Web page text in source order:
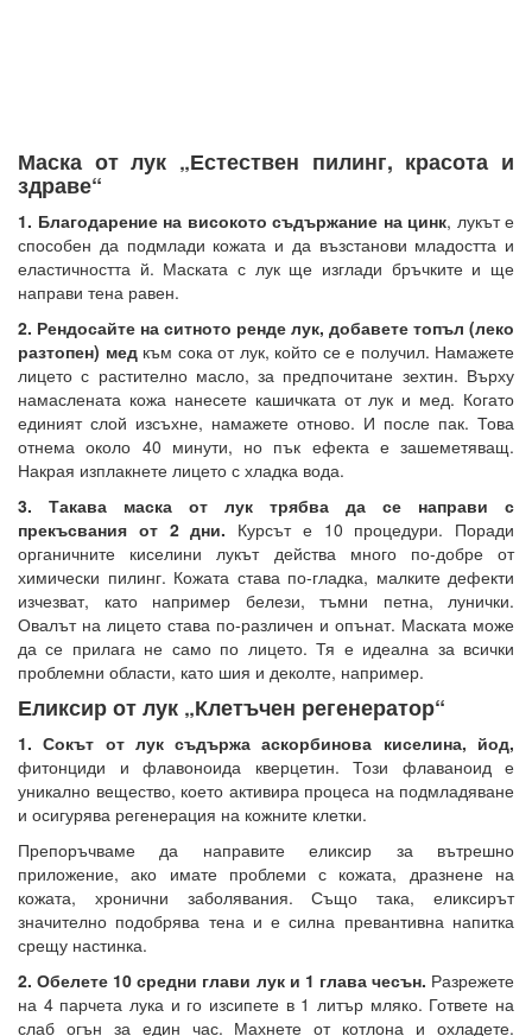
Маска от лук „Естествен пилинг, красота и
здраве“
1. Благодарение на високото съдържание на цинк, лукът е
способен да подмлади кожата и да възстанови младостта и
еластичността й. Маската с лук ще изглади бръчките и ще
направи тена равен.
2. Рендосайте на ситното ренде лук, добавете топъл (леко
разтопен) медкъм сока от лук, който се е получил. Намажете
лицето с растително масло, за предпочитане зехтин. Върху
намаслената кожа нанесете кашичката от лук и мед. Когато
единият слой изсъхне, намажете отново. И после пак. Това
отнема около 40 минути, но пък ефекта е зашеметяващ.
Накрая изплакнете лицето с хладка вода.
3. Такава маска от лук трябва да се направи с
прекъсвания от 2 дни. Курсът е 10 процедури. Поради
органичните киселини лукът действа много по-добре от
химически пилинг. Кожата става по-гладка, малките дефекти
изчезват, като например белези, тъмни петна, лунички.
Овалът на лицето става по-различен и опънат. Маската може
да се прилага не само по лицето. Тя е идеална за всички
проблемни области, като шия и деколте, например.
Еликсир от лук „Клетъчен регенератор“
1. Сокът от лук съдържа аскорбинова киселина, йод,
фитонциди и флавоноида кверцетин. Този флаваноид е
уникално вещество, което активира процеса на подмладяване
и осигурява регенерация на кожните клетки.
Препоръчваме да направите еликсир за вътрешно
приложение, ако имате проблеми с кожата, дразнене на
кожата, хронични заболявания. Също така, еликсирът
значително подобрява тена и е силна превантивна напитка
срещу настинка.
2. Обелете 10 средни глави лук и 1 глава чесън. Разрежете
на 4 парчета лука и го изсипете в 1 литър мляко. Гответе на
слаб огън за един час. Махнете от котлона и охладете.